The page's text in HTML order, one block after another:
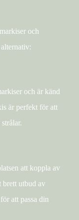
och
och är känd
är perfekt för att
att koppla av
brett utbud av
att passa din